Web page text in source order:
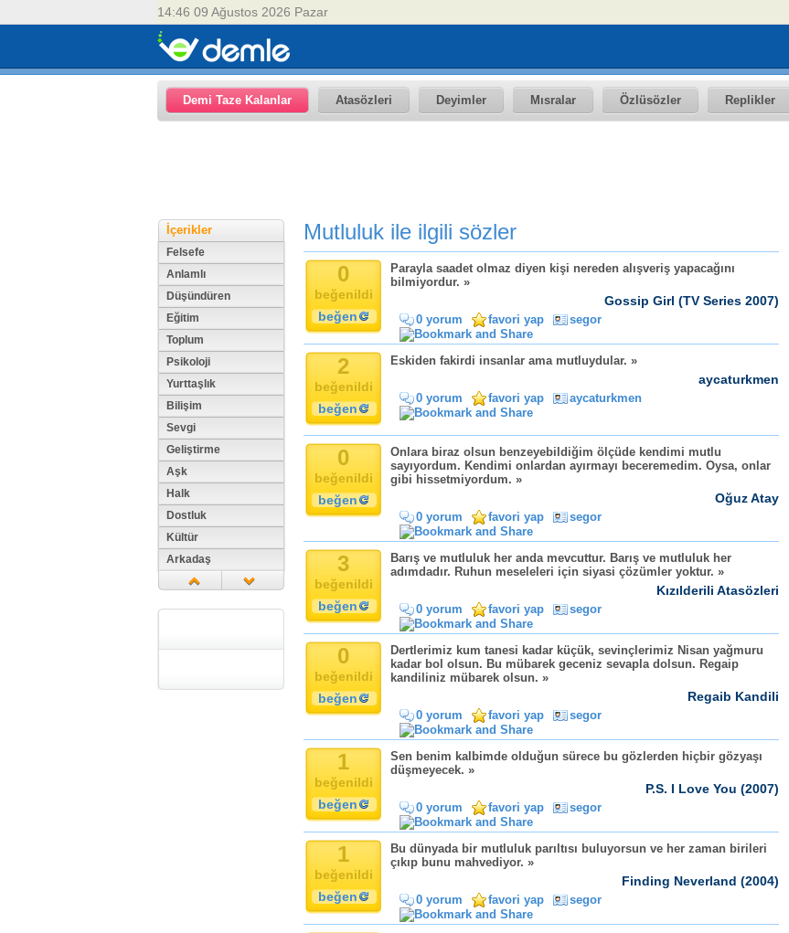
14:46 09 Ağustos 2026 Pazar
Demi Taze Kalanlar Atasözleri Deyimler Mısralar Özlüsözler Replikler
İçerikler
Felsefe
Anlamlı
Düşündüren
Eğitim
Toplum
Psikoloji
Yurttaşlık
Bilişim
Sevgi
Geliştirme
Aşk
Halk
Dostluk
Kültür
Arkadaş
Din
Zaman
Mutluluk ile ilgili sözler
0
beğenildi
beğen
Parayla saadet olmaz diyen kişi nereden alışveriş yapacağını
bilmiyordur. »
Gossip Girl (TV Series 2007)
0 yorum favori yap segor
2
beğenildi
beğen
Eskiden fakirdi insanlar ama mutluydular. »
aycaturkmen
0 yorum favori yap aycaturkmen
0
beğenildi
beğen
Onlara biraz olsun benzeyebildiğim ölçüde kendimi mutlu
sayıyordum. Kendimi onlardan ayırmayı beceremedim. Oysa, onlar
gibi hissetmiyordum. »
Oğuz Atay
0 yorum favori yap segor
3
beğenildi
beğen
Barış ve mutluluk her anda mevcuttur. Barış ve mutluluk her
adımdadır. Ruhun meseleleri için siyasi çözümler yoktur. »
Kızılderili Atasözleri
0 yorum favori yap segor
0
beğenildi
beğen
Dertlerimiz kum tanesi kadar küçük, sevinçlerimiz Nisan yağmuru
kadar bol olsun. Bu mübarek geceniz sevapla dolsun. Regaip
kandiliniz mübarek olsun. »
Regaib Kandili
0 yorum favori yap segor
1
beğenildi
beğen
Sen benim kalbimde olduğun sürece bu gözlerden hiçbir gözyaşı
düşmeyecek. »
P.S. I Love You (2007)
0 yorum favori yap segor
1
beğenildi
beğen
Bu dünyada bir mutluluk parıltısı buluyorsun ve her zaman birileri
çıkıp bunu mahvediyor. »
Finding Neverland (2004)
0 yorum favori yap segor